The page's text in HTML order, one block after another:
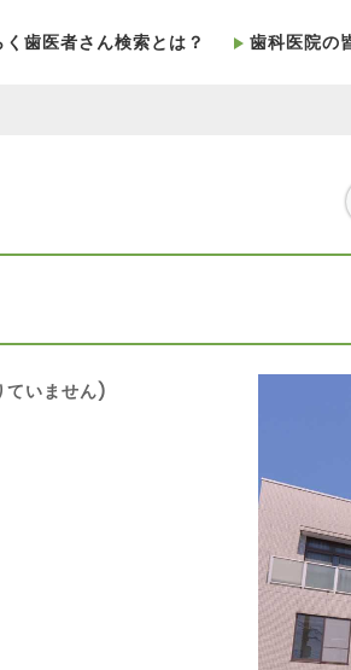
く歯医者さん検索とは？ 歯科医院の
いません)